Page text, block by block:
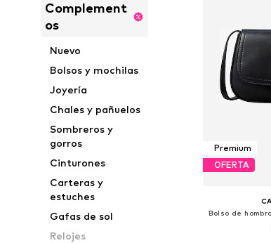
Complement
os
Nuevo
Bolsos y mochilas
Joyería
Chales y pañuelos
Sombreros y
gorros
Cinturones
Carteras y
estuches
Gafas de sol
Relojes
Premium
OFERTA